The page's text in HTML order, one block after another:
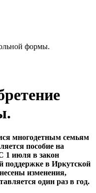
многодетным семьям
пособие на
1 июля в закон
поддержке в Иркутской
изменения,
один раз в год.
формы.